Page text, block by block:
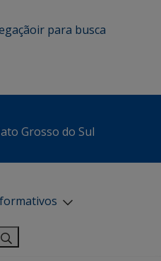
ir para busca
Grosso do Sul